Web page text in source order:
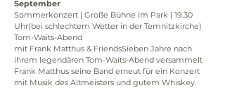
September
Sommerkonzert | Große Bühne im Park | 19.30
Uhr(bei schlechtem Wetter in der Temnitzkirche)
Tom-Waits-Abend
mit Frank Matthus & FriendsSieben Jahre nach
ihrem legendären Tom-Waits-Abend versammelt
Frank Matthus seine Band erneut für ein Konzert
mit Musik des Altmeisters und gutem Whiskey.